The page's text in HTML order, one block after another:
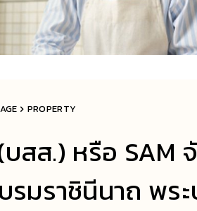
PROPERTY
ส.) หรือ SAM
รมราชินีนาถ พ